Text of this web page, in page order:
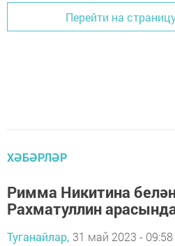
Перейти на
ХӘБӘРЛӘР
Римма Никитина
Рахматуллин
Туганайлар, 31 май 2023 - 09:58